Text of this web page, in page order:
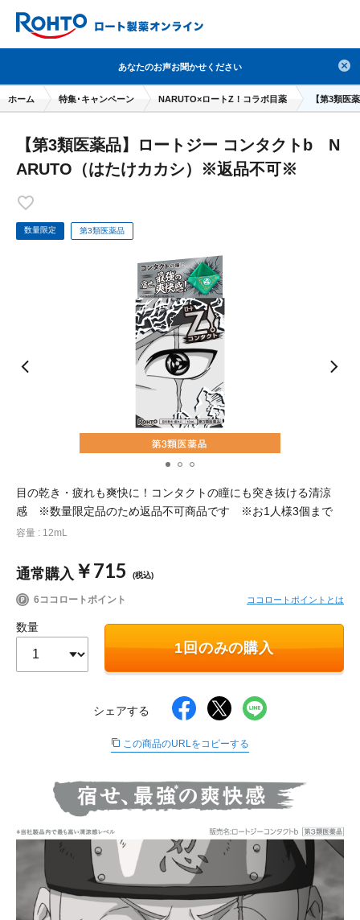
人気のキーワードで検索
目薬 ロートV5 日焼け止め 熱中症対策
デオコ セラミド オバジ ダーマセプトRX
アゼライン酸 ハイドロキノン レチノール
冬虫夏草
メラノCC ケアセラ
制汗剤 洗顔
ブランドから探す 使用用途から探す
注目の商品 を見る
ポイント交換品 を見る
検索
ログイン / 新規会員登録
商品を探す
サプリメント・食品
美容・スキンケア
医薬品・目薬
お悩み・用途から探す
お得にお買い物
ポイントを貯める
ジャーナル(美容情報・健康情報・読み物)
ご案内
個人情報の取り扱い
医薬品の販売に関する表示
ご利用環境
あなたのお声お聞かせください
ホーム 特集･キャンペーン NARUTO×ロートZ！コラボ目薬 【第3類医
【第3類医薬品】ロートジー コンタクトb N
ARUTO（はたけカカシ）※返品不可※
数量限定 第3類医薬品
目の乾き・疲れも爽快に！コンタクトの瞳にも突き抜ける清涼
感 ※数量限定品のため返品不可商品です ※お1人様3個まで
容量 : 12mL
通常購入 ￥715 (税込)
6ココロートポイント ココロートポイントとは
数量
1回のみの購入
シェアする
この商品のURLをコピーする